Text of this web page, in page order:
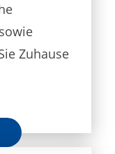
Zuhause